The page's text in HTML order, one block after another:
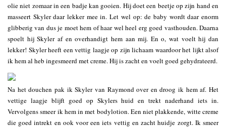
olie niet zomaar in een badje kan gooien. Hij doet een beetje op zijn hand en
masseert Skyler daar lekker mee in. Let wel op: de baby wordt daar enorm
glibberig van dus je moet hem of haar wel heel erg goed vasthouden. Daarna
spoelt hij Skyler af en overhandigt hem aan mij. En o, wat voelt hij dan
lekker! Skyler heeft een vettig laagje op zijn lichaam waardoor het lijkt alsof
ik hem al heb ingesmeerd met creme. Hij is zacht en voelt goed gehydrateerd.
Na het douchen pak ik Skyler van Raymond over en droog ik hem af. Het
vettige laagje blijft goed op Skylers huid en trekt naderhand iets in.
Vervolgens smeer ik hem in met bodylotion. Een niet plakkende, witte creme
die goed intrekt en ook voor een iets vettig en zacht huidje zorgt. Ik smeer